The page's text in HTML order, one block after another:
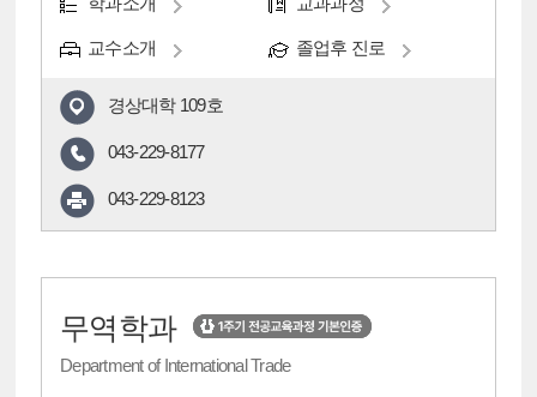
교수소개 졸업후 진로
경상대학 109호
043-229-8177
043-229-8123
무역학과
Department of International Trade